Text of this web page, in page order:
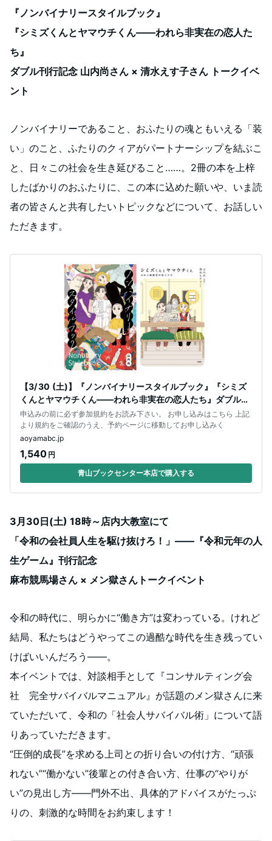
『ノンバイナリースタイルブック』
『シミズくんとヤマウチくん――われら非実在の恋人た
ち』
ダブル刊行記念 山内尚さん × 清水えす子さん トークイベ
ント
ノンバイナリーであること、おふたりの魂ともいえる「装
い」のこと、ふたりのクィアがパートナーシップを結ぶこ
と、日々この社会を生き延びること……。2冊の本を上梓
したばかりのおふたりに、この本に込めた願いや、いま読
者の皆さんと共有したいトピックなどについて、お話しい
ただきます。
【3/ 30 (土)】『ノンバイナリースタイルブック』『シミズ
くんとヤマウチくん――われら非実在の恋人たち』ダブル刊
行記念 山内尚 × 清
申込みの前に必ず参加規約をお読み下さい。 お申し込みはこちら 上記
より規約をご確認のうえ、予約ページに移動してお申し込みく
aoyamabc.jp
1,540 円
青山ブックセンター本店で購入する
3月30日(土) 18時～店内大教室にて
「令和の会社員人生を駆け抜けろ！」――『令和元年の人
生ゲーム』刊行記念
麻布競馬場さん × メン獄さんトークイベント
令和の時代に、明らかに“働き方”は変わっている。けれど
結局、私たちはどうやってこの過酷な時代を生き残ってい
けばいいんだろう――。
本イベントでは、対談相手として『コンサルティング会
社 完全サバイバルマニュアル』が話題のメン獄さんに来
ていただいて、令和の「社会人サバイバル術」について語
りあっていただきます。
“圧倒的成長”を求める上司との折り合いの付け方、“頑張
れない”“働かない”後輩との付き合い方、仕事の“やりが
い”の見出し方――門外不出、具体的アドバイスがたっぷ
りの、刺激的な時間をお約束します！